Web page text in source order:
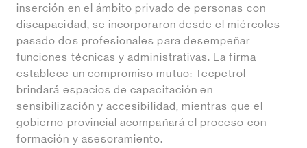
inserción en el ámbito privado de personas con
discapacidad, se incorporaron desde el miércoles
pasado dos profesionales para desempeñar
funciones técnicas y administrativas. La firma
establece un compromiso mutuo: Tecpetrol
brindará espacios de capacitación en
sensibilización y accesibilidad, mientras que el
gobierno provincial acompañará el proceso con
formación y asesoramiento.